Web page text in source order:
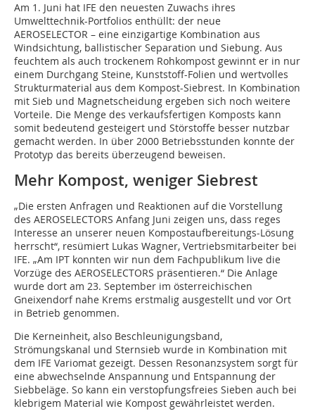
Am 1. Juni hat IFE den neuesten Zuwachs ihres
Umwelttechnik-Portfolios enthüllt: der neue
AEROSELECTOR – eine einzigartige Kombination aus
Windsichtung, ballistischer Separation und Siebung. Aus
feuchtem als auch trockenem Rohkompost gewinnt er in nur
einem Durchgang Steine, Kunststoff-Folien und wertvolles
Strukturmaterial aus dem Kompost-Siebrest. In Kombination
mit Sieb und Magnetscheidung ergeben sich noch weitere
Vorteile. Die Menge des verkaufsfertigen Komposts kann
somit bedeutend gesteigert und Störstoffe besser nutzbar
gemacht werden. In über 2000 Betriebsstunden konnte der
Prototyp das bereits überzeugend beweisen.
Mehr Kompost, weniger Siebrest
„Die ersten Anfragen und Reaktionen auf die Vorstellung
des AEROSELECTORS Anfang Juni zeigen uns, dass reges
Interesse an unserer neuen Kompostaufbereitungs-Lösung
herrscht“, resümiert Lukas Wagner, Vertriebsmitarbeiter bei
IFE. „Am IPT konnten wir nun dem Fachpublikum live die
Vorzüge des AEROSELECTORS präsentieren.“ Die Anlage
wurde dort am 23. September im österreichischen
Gneixendorf nahe Krems erstmalig ausgestellt und vor Ort
in Betrieb genommen.
Die Kerneinheit, also Beschleunigungsband,
Strömungskanal und Sternsieb wurde in Kombination mit
dem IFE Variomat gezeigt. Dessen Resonanzsystem sorgt für
eine abwechselnde Anspannung und Entspannung der
Siebbeläge. So kann ein verstopfungsfreies Sieben auch bei
klebrigem Material wie Kompost gewährleistet werden.